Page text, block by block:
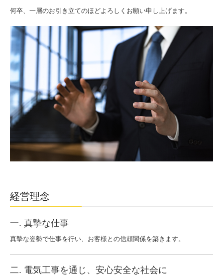
何卒、一層のお引き立てのほどよろしくお願い申し上げます。
経営理念
一. 真摯な仕事
真摯な姿勢で仕事を行い、お客様との信頼関係を築きます。
二. 電気工事を通じ、安心安全な社会に